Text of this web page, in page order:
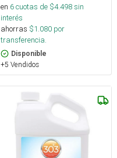
en 6cuotas de $4.498sin
interés
ahorras $1.080 por
transferencia.
Disponible
+5 Vendidos